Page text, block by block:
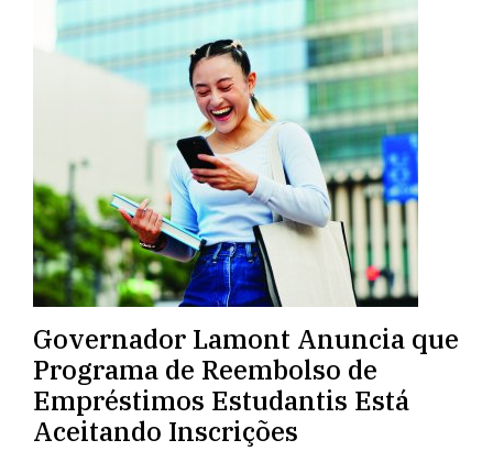
Governador Lamont Anuncia que
Programa de Reembolso de
Empréstimos Estudantis Está
Aceitando Inscrições